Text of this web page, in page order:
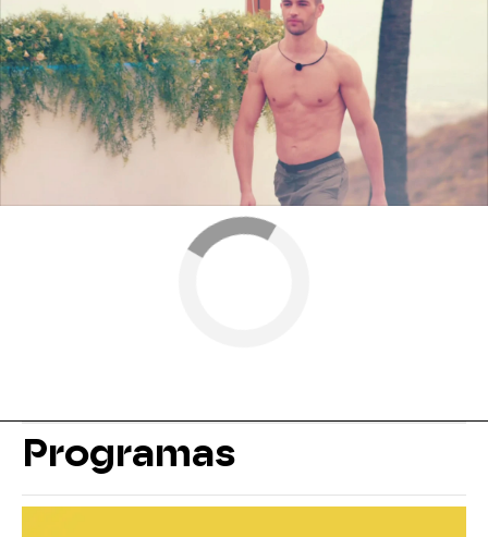
Neox » Programas » Love Island » Temporada 1
»
Isleños
Programas